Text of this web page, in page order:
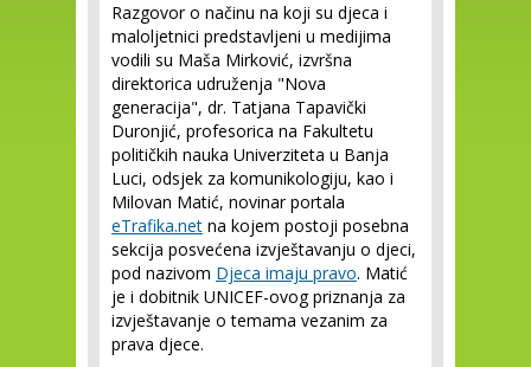
Razgovor o načinu na koji su djeca i
maloljetnici predstavljeni u medijima
vodili su Maša Mirković, izvršna
direktorica udruženja "Nova
generacija", dr. Tatjana Tapavički
Duronjić, profesorica na Fakultetu
političkih nauka Univerziteta u Banja
Luci, odsjek za komunikologiju, kao i
Milovan Matić, novinar portala
eTrafika.net na kojem postoji posebna
sekcija posvećena izvještavanju o djeci,
pod nazivom Djeca imaju pravo. Matić
je i dobitnik UNICEF-ovog priznanja za
izvještavanje o temama vezanim za
prava djece.